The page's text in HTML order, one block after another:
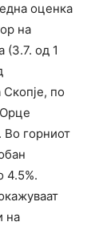
оценка
на
(3.7. од 1
по
Во горниот
4.5%.
на